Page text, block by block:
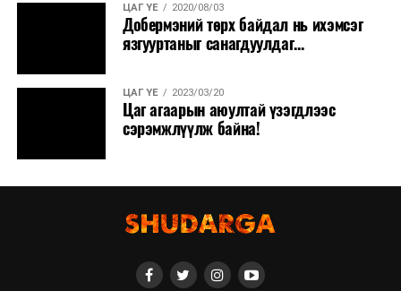
ЦАГ ҮЕ 2020/08/03
Добермэний төрх байдал нь ихэмсэг
язгууртаныг санагдуулдаг...
ЦАГ ҮЕ 2023/03/20
Цаг агаарын аюултай үзэгдлээс
сэрэмжлүүлж байна!